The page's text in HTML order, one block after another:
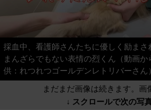
採血中、看護師さんたちに優しく励まさ
まんざらでもない表情の烈くん（動画か
供：れつれつゴールデンレトリバーさん
まだまだ画像は続きます。画
↓ スクロールで次の写